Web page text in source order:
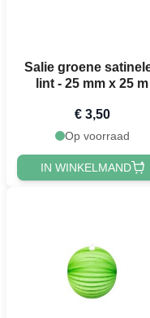
Salie groene
lint - 25 mm x 25 m
€ 3,50
Op voorraad
IN WINKELMAND